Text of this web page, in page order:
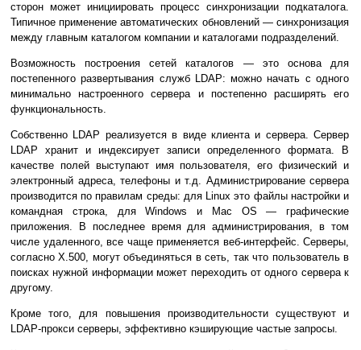
сторон может инициировать процесс синхронизации подкаталога.
Типичное применение автоматических обновлений — синхронизация
между главным каталогом компании и каталогами подразделений.
Возможность построения сетей каталогов — это основа для
постепенного развертывания служб LDAP: можно начать с одного
минимально настроенного сервера и постепенно расширять его
функциональность.
Собственно LDAP реализуется в виде клиента и сервера. Сервер
LDAP хранит и индексирует записи определенного формата. В
качестве полей выступают имя пользователя, его физический и
электронный адреса, телефоны и т.д. Администрирование сервера
производится по правилам среды: для Linux это файлы настройки и
командная строка, для Windows и Mac OS — графические
приложения. В последнее время для администрирования, в том
числе удаленного, все чаще применяется веб-интерфейс. Серверы,
согласно X.500, могут объединяться в сеть, так что пользователь в
поисках нужной информации может переходить от одного сервера к
другому.
Кроме того, для повышения производительности существуют и
LDAP-прокси серверы, эффективно кэширующие частые запросы.